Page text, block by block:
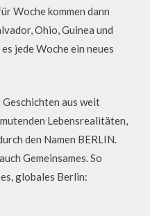
Woche kommen dann
Ohio, Guinea und
jede Woche ein neues
aus weit
Lebensrealitäten,
den Namen BERLIN.
Gemeinsames. So
globales Berlin: